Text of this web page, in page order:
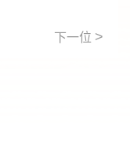
下一位 >